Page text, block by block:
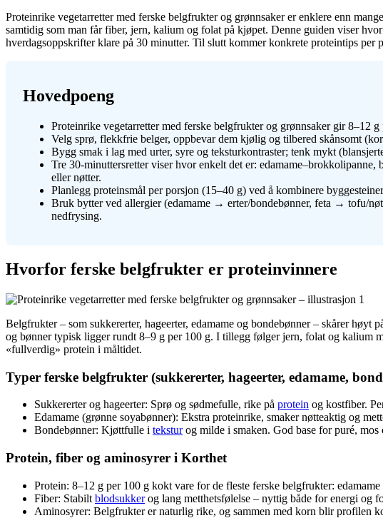
Proteinrike vegetarretter med ferske belgfrukter og grønnsaker er enklere enn
samtidig som man får fiber, jern, kalium og folat på kjøpet. Denne guiden viser
hverdagsoppskrifter klare på 30 minutter. Til slutt kommer konkrete proteintips per
Hovedpoeng
Proteinrike vegetarretter med ferske belgfrukter og grønnsaker gir
Velg sprø, flekkfrie belger, oppbevar dem kjølig og tilbered skånsomt
Bygg smak i lag med urter, syre og teksturkontraster; tenk mykt
Tre 30-minuttersretter viser hvor enkelt det er:
eller nøtter.
Planlegg proteinsmål per porsjon (15–40 g) ved å kombinere
Bruk bytter ved allergier (edamame → erter/bondebønner, feta → tofu/
nedfrysing.
Hvorfor ferske belgfrukter er proteinvinnere
Belgfrukter – som sukkererter, hageerter, edamame og bondebønner – skårer
og bønner typisk ligger rundt 8–9 g per 100 g. I tillegg følger jern, folat og kalium
«fullverdig» protein i måltidet.
Typer ferske belgfrukter (sukkererter, hageerter, edamame,
Sukkererter og hageerter: Sprø og sødmefulle, rike på protein og kostfiber.
Edamame (grønne soyabønner): Ekstra proteinrike, smaker nøtteaktig og
Bondebønner: Kjøttfulle i teksturog milde i smaken. God base for puré,
Protein, fiber og aminosyrer i Korthet
Protein: 8–12 g per 100 g kokt vare for de fleste ferske belgfrukter:
Fiber: Stabilt blodsukkerog lang metthetsfølelse – nyttig både for energi og
Aminosyrer: Belgfrukter er naturlig rike, og sammen med korn blir profilen